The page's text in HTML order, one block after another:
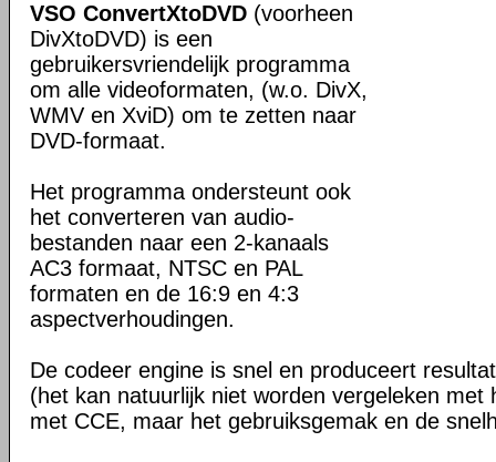
VSO ConvertXtoDVD (voorheen
DivXtoDVD) is een
gebruikersvriendelijk programma
om alle videoformaten, (w.o. DivX,
WMV en XviD) om te zetten naar
DVD-formaat.
Het programma ondersteunt ook
het converteren van audio-
bestanden naar een 2-kanaals
AC3 formaat, NTSC en PAL
formaten en de 16:9 en 4:3
aspectverhoudingen.
De codeer engine is snel en produceert
(het kan natuurlijk niet worden vergeleken met
met CCE, maar het gebruiksgemak en de